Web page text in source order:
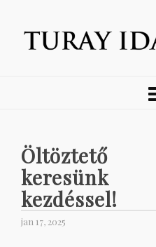
Öltöztető
kezdéssel!
jan 17, 2025